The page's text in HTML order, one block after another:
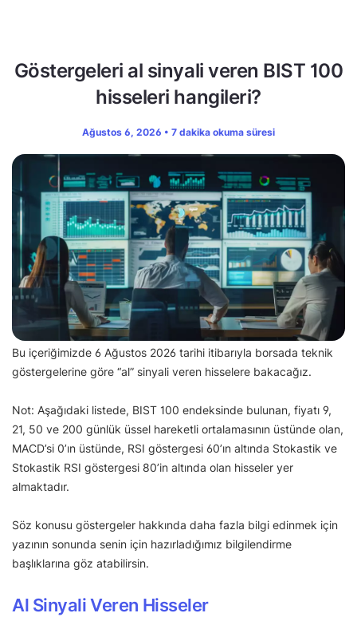
Göstergeleri al sinyali veren BIST 100
hisseleri hangileri?
Ağustos 6, 2026 • 7 dakika okuma süresi
Bu içeriğimizde 6 Ağustos 2026 tarihi itibarıyla borsada teknik
göstergelerine göre “al” sinyali veren hisselere bakacağız.
Not: Aşağıdaki listede, BIST 100 endeksinde bulunan, fiyatı 9,
21, 50 ve 200 günlük üssel hareketli ortalamasının üstünde olan,
MACD’si 0’ın üstünde, RSI göstergesi 60’ın altında Stokastik ve
Stokastik RSI göstergesi 80’in altında olan hisseler yer
almaktadır.
Söz konusu göstergeler hakkında daha fazla bilgi edinmek için
yazının sonunda senin için hazırladığımız bilgilendirme
başlıklarına göz atabilirsin.
Al Sinyali Veren Hisseler